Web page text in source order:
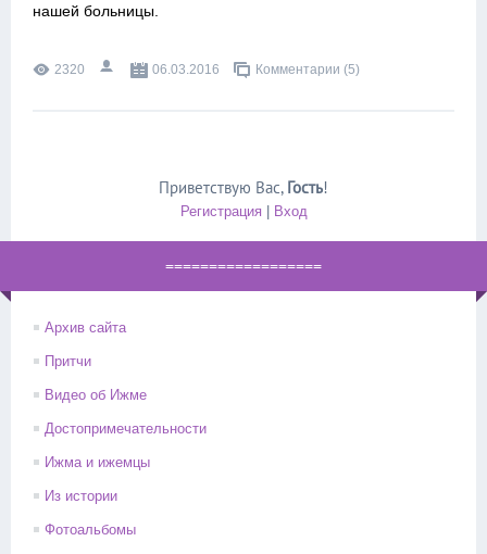
нашей больницы.
2320 06.03.2016 Комментарии (5)
Приветствую Вас, Гость!
Регистрация| Вход
==================
Архив сайта
Притчи
Видео об Ижме
Достопримечательности
Ижма и ижемцы
Из истории
Фотоальбомы